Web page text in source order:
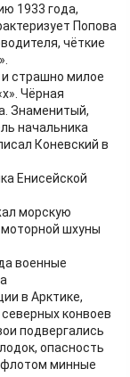
1933 года,
Попова
чёткие
страшно милое
Чёрная
Знаменитый,
начальника
Коневский в
Енисейской
морскую
шхуны
военные
в Арктике,
конвоев
подвергались
опасность
минные